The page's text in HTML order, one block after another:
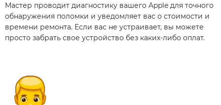
Мастер проводит диагностику вашего Apple для точного
обнаружения поломки и уведомляет вас о стоимости и
времени ремонта. Если вас не устраивает, вы можете
просто забрать свое устройство без каких-либо оплат.